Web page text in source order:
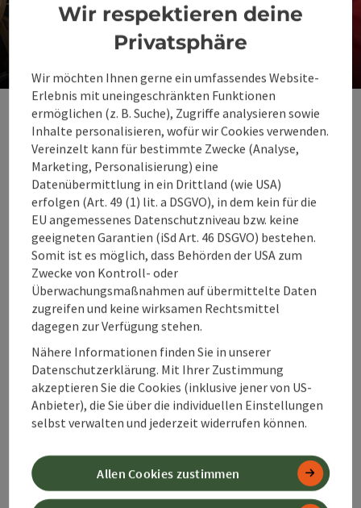
Rodeltaxi
bequem hinauf zum Ausgangspunkt
Wissenswertes zum
Rodeln im 360°
Alpenland:
Welche
Rodelbahnen gibt
es im 360°
Alpenland?
Kann man
Schlitten oder
ausleihen?
Wir respektieren deine
Privatsphäre
Wir möchten Ihnen gerne ein umfassendes Website-
Erlebnis mit uneingeschränkten Funktionen
ermöglichen (z. B. Suche), Zugriffe analysieren sowie
Inhalte personalisieren, wofür wir Cookies verwenden.
Vereinzelt kann für bestimmte Zwecke (Analyse,
Marketing, Personalisierung) eine
Datenübermittlung in ein Drittland (wie USA)
erfolgen (Art. 49 (1) lit. a DSGVO), in dem kein für die
EU angemessenes Datenschutzniveau bzw. keine
geeigneten Garantien (iSd Art. 46 DSGVO) bestehen.
Somit ist es möglich, dass Behörden der USA zum
Zwecke von Kontroll- oder
Überwachungsmaßnahmen auf übermittelte Daten
zugreifen und keine wirksamen Rechtsmittel
dagegen zur Verfügung stehen.
Nähere Informationen finden Sie in unserer
Datenschutzerklärung. Mit Ihrer Zustimmung
akzeptieren Sie die Cookies (inklusive jener von US-
Anbieter), die Sie über die individuellen Einstellungen
selbst verwalten und jederzeit widerrufen können.
Allen Cookies zustimmen